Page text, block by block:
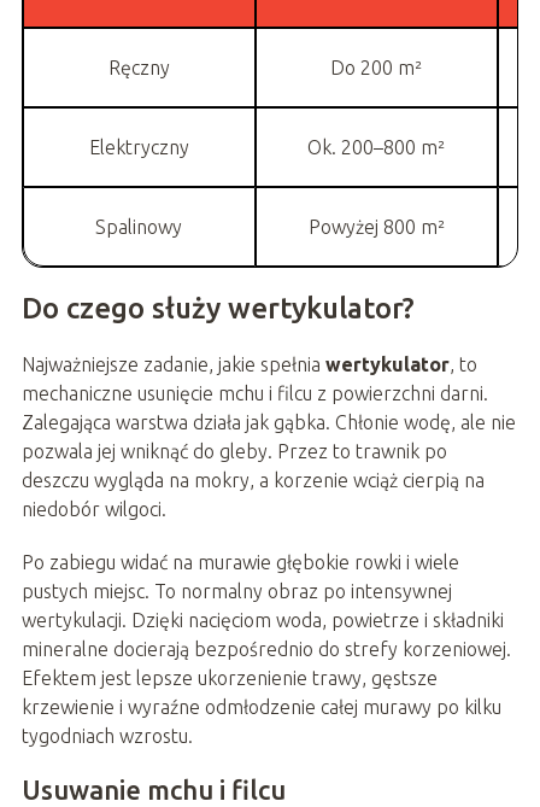
Ręczny Do 200 m²
Elektryczny Ok. 200–800 m²
Spalinowy Powyżej 800 m²
Do czego służy wertykulator?
Najważniejsze zadanie, jakie spełnia wertykulator, to
mechaniczne usunięcie mchu i filcu z powierzchni darni.
Zalegająca warstwa działa jak gąbka. Chłonie wodę, ale nie
pozwala jej wniknąć do gleby. Przez to trawnik po
deszczu wygląda na mokry, a korzenie wciąż cierpią na
niedobór wilgoci.
Po zabiegu widać na murawie głębokie rowki i wiele
pustych miejsc. To normalny obraz po intensywnej
wertykulacji. Dzięki nacięciom woda, powietrze i składniki
mineralne docierają bezpośrednio do strefy korzeniowej.
Efektem jest lepsze ukorzenienie trawy, gęstsze
krzewienie i wyraźne odmłodzenie całej murawy po kilku
tygodniach wzrostu.
Usuwanie mchu i filcu